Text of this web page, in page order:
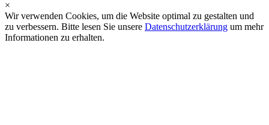
×
Wir verwenden Cookies, um die Website optimal zu gestalten und
zu verbessern. Bitte lesen Sie unsere Datenschutzerklärung um mehr
Informationen zu erhalten.